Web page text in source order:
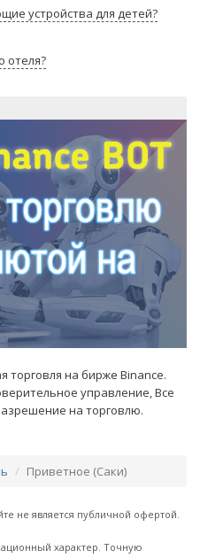
устройства для детей?
отеля?
торговля на бирже Binance.
управление, Все
на торговлю.
Приветное (Саки)
не является публичной офертой.
характер. Точную